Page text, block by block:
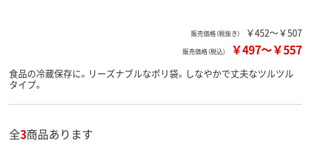
販売価格（税抜き） ￥452～￥507
販売価格（税込） ￥497～￥557
食品の冷蔵保存に。リーズナブルなポリ袋。しなやかで丈夫なツルツル
タイプ。
全3商品あります